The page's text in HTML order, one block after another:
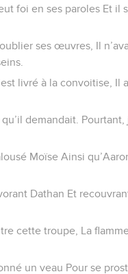
foi en ses paroles Et il
ses œuvres, Il
livré à la convoitise, Il
demandait. Pourtant,
Moïse Ainsi
Dathan Et
cette troupe, La
un veau Pour se